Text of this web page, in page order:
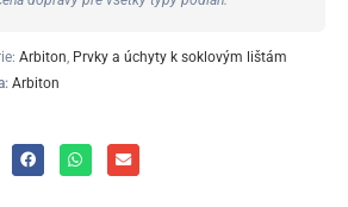
Arbiton Prvky a úchyty k soklovým lištám
Arbiton